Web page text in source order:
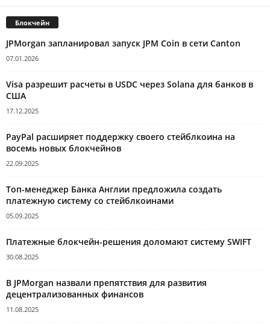
Блокчейн
JPMorgan запланировал запуск JPM Coin в сети Canton
07.01.2026
Visa разрешит расчеты в USDC через Solana для банков в
США
17.12.2025
PayPal расширяет поддержку своего стейблкоина на
восемь новых блокчейнов
22.09.2025
Топ-менеджер Банка Англии предложила создать
платежную систему со стейблкоинами
05.09.2025
Платежные блокчейн-решения доломают систему SWIFT
30.08.2025
В JPMorgan назвали препятствия для развития
децентрализованных финансов
11.08.2025